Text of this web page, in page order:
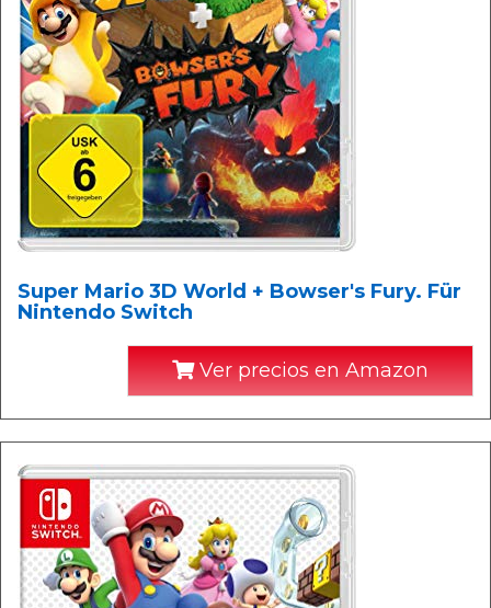
Super Mario 3D World + Bowser's Fury. Für
Nintendo Switch
Ver precios en Amazon